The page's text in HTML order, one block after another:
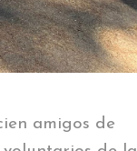
amigos de